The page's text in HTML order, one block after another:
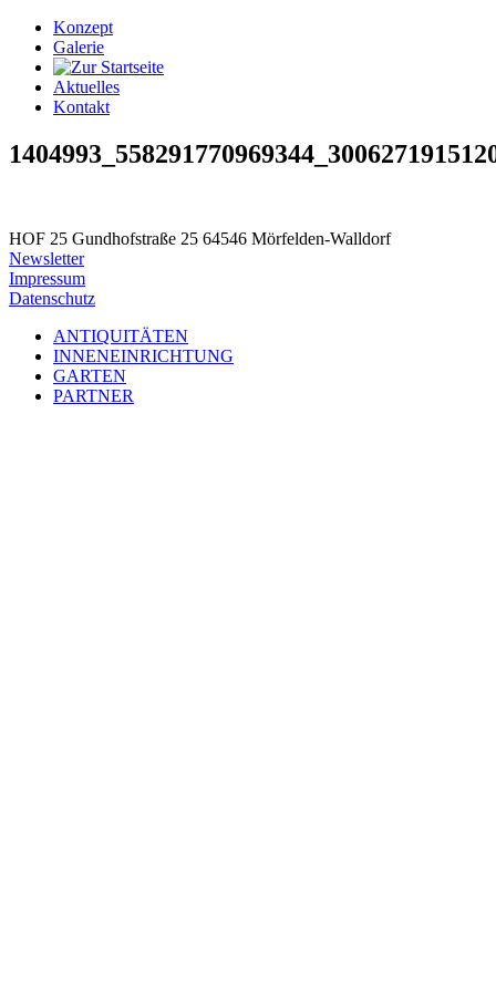
Konzept
Galerie
Aktuelles
Kontakt
HOF 25 Gundhofstraße 25 64546 Mörfelden-Walldorf
Newsletter
Impressum
Datenschutz
ANTIQUITÄTEN
INNENEINRICHTUNG
GARTEN
PARTNER